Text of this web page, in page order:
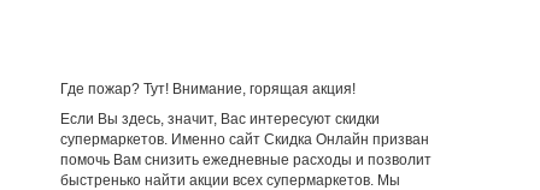
Где пожар? Тут! Внимание, горящая акция!
Если Вы здесь, значит, Вас интересуют скидки
супермаркетов. Именно сайт Скидка Онлайн призван
помочь Вам снизить ежедневные расходы и позволит
быстренько найти акции всех супермаркетов. Мы